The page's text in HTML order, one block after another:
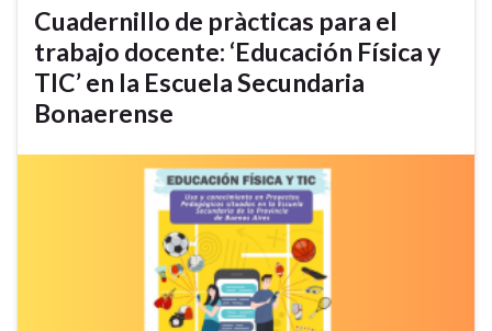
Cuadernillo de pràcticas para el
trabajo docente: ‘Educación Física y
TIC’ en la Escuela Secundaria
Bonaerense